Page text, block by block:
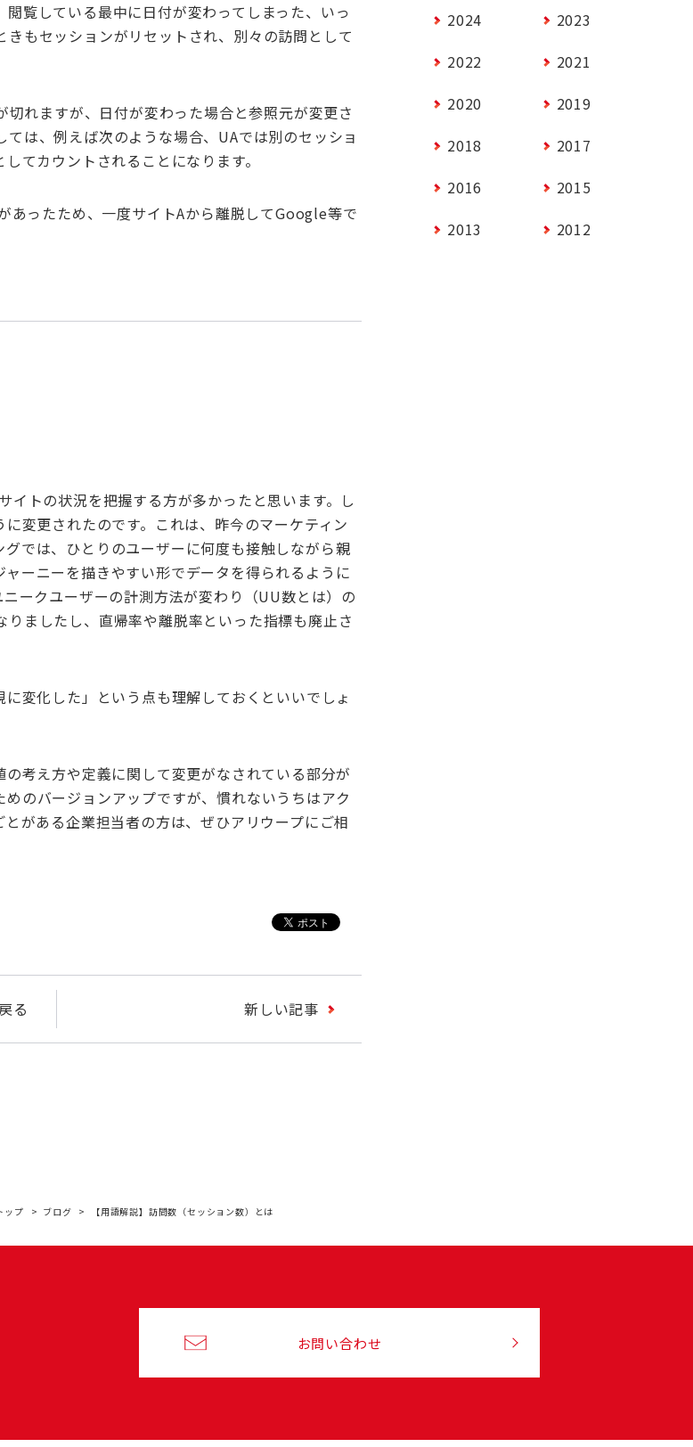
覧している最中に日付が変わってしまった、いっ
もセッションがリセットされ、別々の訪問として
れますが、日付が変わった場合と参照元が変更さ
は、例えば次のような場合、 UAでは別のセッショ
てカウントされることになります。
あったため、一度サイトAから離脱してGoogle等で
トの状況を把握する方が多かったと思います。し
変更されたのです。これは、昨今のマーケティン
では、ひとりのユーザーに何度も接触しながら親
ーニーを描きやすい形でデータを得られるように
ークユーザーの計測方法が変わり
（UU数とは）の
ましたし、直帰率や離脱率といった指標も廃止さ
変化した」という点も理解しておくといいでしょ
の考え方や定義に関して変更がなされている部分が
のバージョンアップですが、慣れないうちはアク
とがある企業担当者の方は、ぜひアリウープにご相
る 新しい記事
2024
2023
2022
2021
2020
2019
2018
2017
2016
2015
2013
2012
ップ ブログ 【用語解説】訪問数（セッション数）とは
お問い合わせ